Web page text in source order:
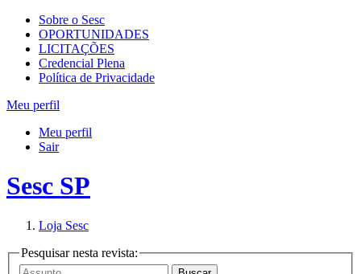
Sobre o Sesc
OPORTUNIDADES
LICITAÇÕES
Credencial Plena
Política de Privacidade
Meu perfil
Meu perfil
Sair
Sesc SP
Loja Sesc
Pesquisar nesta revista: